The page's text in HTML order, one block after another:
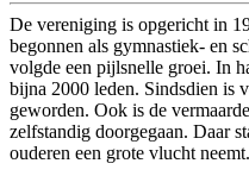
De vereniging is opgericht in
begonnen als gymnastiek- en
volgde een pijlsnelle groei. In
bijna 2000 leden. Sindsdien is
geworden. Ook is de
zelfstandig doorgegaan. Daar
ouderen een grote vlucht